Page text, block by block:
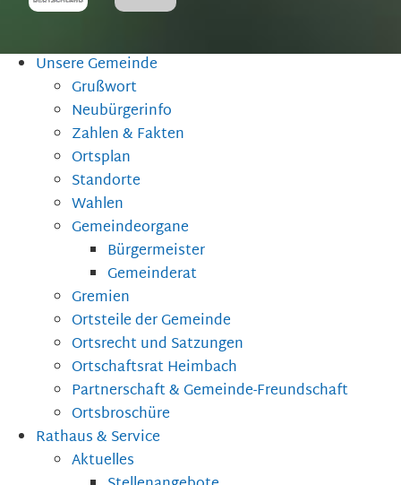
Unsere Gemeinde
Grußwort
Neubürgerinfo
Zahlen & Fakten
Ortsplan
Standorte
Wahlen
Gemeindeorgane
Bürgermeister
Gemeinderat
Gremien
Ortsteile der Gemeinde
Ortsrecht und Satzungen
Ortschaftsrat Heimbach
Partnerschaft & Gemeinde-Freundschaft
Ortsbroschüre
Rathaus & Service
Aktuelles